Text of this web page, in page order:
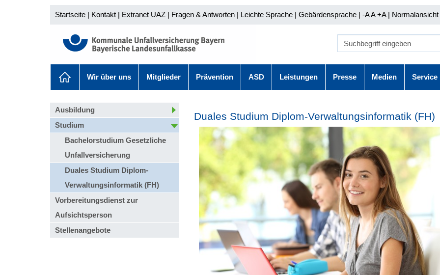
Startseite | Kontakt | Extranet UAZ | Fragen & Antworten | Leichte Sprache | Gebärdensprache | -A A+A | Normalansicht
Wir über uns Mitglieder Prävention ASD Leistungen Presse Medien Service
Ausbildung
Studium
Bachelorstudium Gesetzliche
Unfallversicherung
Duales Studium Diplom-
Verwaltungsinformatik (FH)
Vorbereitungsdienst zur
Aufsichtsperson
Stellenangebote
Duales Studium Diplom-Verwaltungsinformatik (FH)